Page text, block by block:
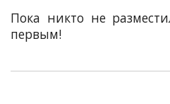
Пока никто не
первым!